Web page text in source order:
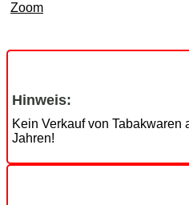
Zoom
Hinweis:
Kein Verkauf von Tabakwaren
Jahren!